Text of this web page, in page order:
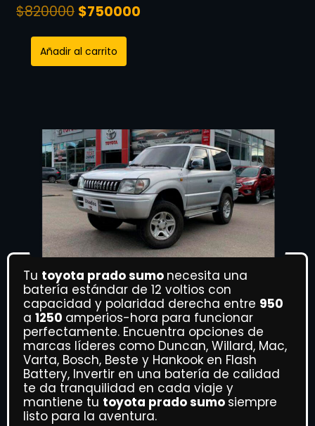
$820000 $750000
Añadir al carrito
Tu toyota prado sumo necesita una
batería estándar de 12 voltios con
capacidad y polaridad derecha entre 950
a 1250 amperios-hora para funcionar
perfectamente. Encuentra opciones de
marcas líderes como Duncan, Willard, Mac,
Varta, Bosch, Beste y Hankook en Flash
Battery, Invertir en una batería de calidad
te da tranquilidad en cada viaje y
mantiene tu toyota prado sumo siempre
listo para la aventura.